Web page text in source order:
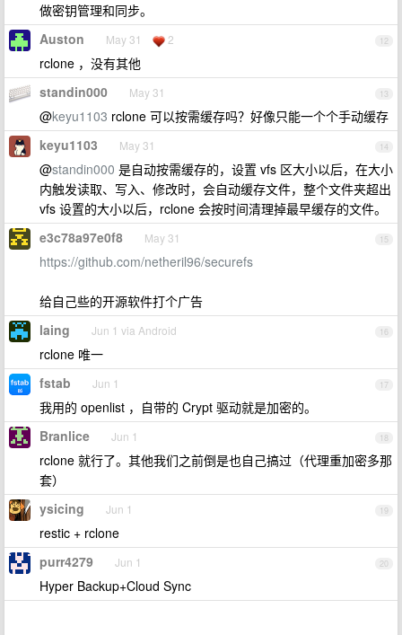
做密钥管理和同步。
12
Auston May 31 2
rclone ，没有其他
13
standin000 May 31
@keyu1103 rclone 可以按需缓存吗？好像只能一个个手动缓存
14
keyu1103 May 31
@standin000 是自动按需缓存的，设置 vfs 区大小以后，在大小
内触发读取、写入、修改时，会自动缓存文件，整个文件夹超出
vfs 设置的大小以后，rclone 会按时间清理掉最早缓存的文件。
15
e3c78a97e0f8 May 31
https://github.com/netheril96/securefs
给自己些的开源软件打个广告
16
laing Jun 1 via Android
rclone 唯一
17
fstab Jun 1
我用的 openlist ，自带的 Crypt 驱动就是加密的。
18
Branlice Jun 1
rclone 就行了。其他我们之前倒是也自己搞过（代理重加密多那
套）
19
ysicing Jun 1
restic + rclone
20
purr4279 Jun 1
Hyper Backup+Cloud Sync